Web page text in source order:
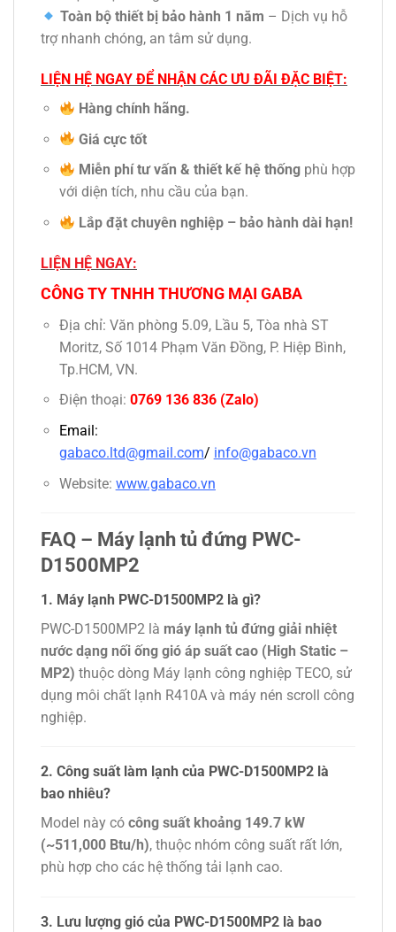
Toàn bộ thiết bị bảo hành 1 năm – Dịch vụ hỗ
trợ nhanh chóng, an tâm sử dụng.
LIỆN HỆ NGAY ĐỂ NHẬN CÁC ƯU ĐÃI ĐẶC BIỆT:
Hàng chính hãng.
Giá cực tốt
Miễn phí tư vấn & thiết kế hệ thống phù hợp
với diện tích, nhu cầu của bạn.
Lắp đặt chuyên nghiệp – bảo hành dài hạn!
LIỆN HỆ NGAY:
CÔNG TY TNHH THƯƠNG MẠI GABA
Địa chỉ: Văn phòng 5.09, Lầu 5, Tòa nhà ST
Moritz, Số 1014 Phạm Văn Đồng, P. Hiệp Bình,
Tp.HCM, VN.
Điện thoại: 0769 136 836 (Zalo)
Email:
gabaco.ltd@gmail.com/ info@gabaco.vn
Website: www.gabaco.vn
FAQ – Máy lạnh tủ đứng PWC-
D1500MP2
1. Máy lạnh PWC-D1500MP2 là gì?
PWC-D1500MP2 là máy lạnh tủ đứng giải nhiệt
nước dạng nối ống gió áp suất cao (High Static –
MP2) thuộc dòng Máy lạnh công nghiệp TECO, sử
dụng môi chất lạnh R410A và máy nén scroll công
nghiệp.
2. Công suất làm lạnh của PWC-D1500MP2 là
bao nhiêu?
Model này có công suất khoảng 149.7 kW
(~511,000 Btu/h), thuộc nhóm công suất rất lớn,
phù hợp cho các hệ thống tải lạnh cao.
3. Lưu lượng gió của PWC-D1500MP2 là bao